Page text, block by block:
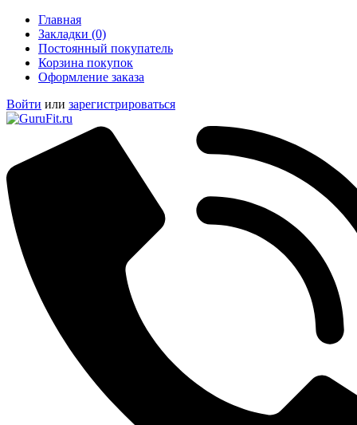
Главная
Закладки (0)
Постоянный покупатель
Корзина покупок
Оформление заказа
Войти или зарегистрироваться